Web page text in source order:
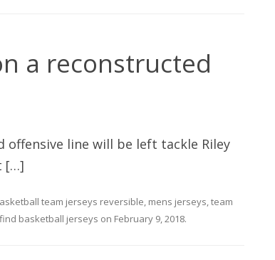
a reconstructed
line will be left tackle Riley
[…]
team jerseys reversible, mens jerseys,team
basketball jerseys on February 9, 2018.